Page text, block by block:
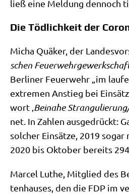
ließ eine Mel­dung den­noch
Die Tödlichkeit der
Micha Quä­ker, der
schen
Ber­li­ner Feu­er­wehr „im
extre­men Anstieg bei
wort ‚Bei­na­he
net. In Zah­len aus­ge­drückt:
sol­cher Ein­sät­ze, 2019 sogar
2020 bis Okto­ber bereits
Mar­cel Luthe, Mit­glied des
ten­hau­ses, den die FDP im